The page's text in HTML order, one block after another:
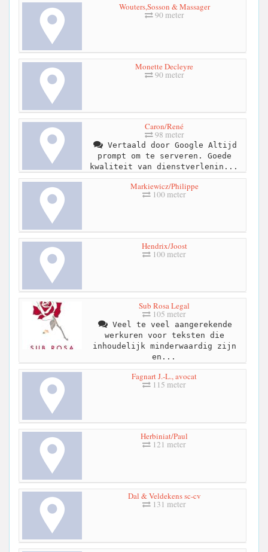
Wouters,Sosson & Massager
90 meter
Monette Decleyre
90 meter
Caron/René
98 meter
Vertaald door Google Altijd
prompt om te serveren. Goede
kwaliteit van dienstverlenin...
Markiewicz/Philippe
100 meter
Hendrix/Joost
100 meter
Sub Rosa Legal
105 meter
Veel te veel aangerekende
werkuren voor teksten die
inhoudelijk minderwaardig zijn
en...
Fagnart J.-L., avocat
115 meter
Herbiniat/Paul
121 meter
Dal & Veldekens sc-cv
131 meter